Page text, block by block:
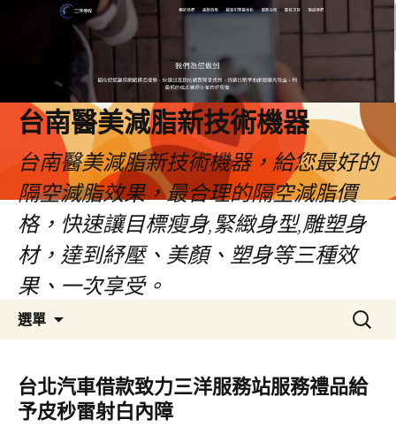
台南醫美減脂新技術機器
台南醫美減脂新技術機器，給您最好的
隔空減脂效果，最合理的隔空減脂價
格，快速讓目標瘦身,緊緻身型,雕塑身
材，達到紓壓、美顏、塑身等三種效
果、一次享受。
選單
容
搜
尋
鍵
字:
台北汽車借款致力三洋服務站服務禮品給
予皮秒雷射白內障